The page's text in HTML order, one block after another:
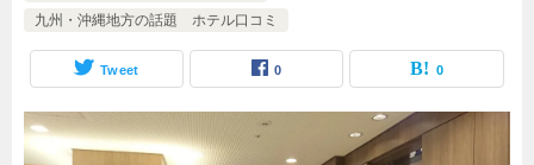
九州・沖縄地方の話題 ホテル口コミ
Tweet 0 0